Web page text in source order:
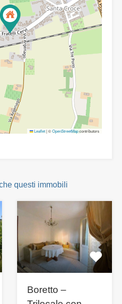
Leaflet|©OpenStreetMapcontributors
questi immobili
Boretto –